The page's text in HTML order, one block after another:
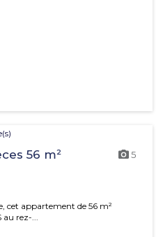
56 m² 5
cet appartement de 56 m²
au rez-...